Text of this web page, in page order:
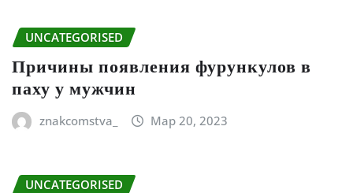
UNCATEGORISED
Причины появления фурункулов в
паху у мужчин
znakcomstva_ Мар 20, 2023
UNCATEGORISED